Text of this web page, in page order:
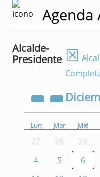
Agenda
Alcalde-
Presidente ☒
Lun Mar Mié
27 28 29
4
5 6